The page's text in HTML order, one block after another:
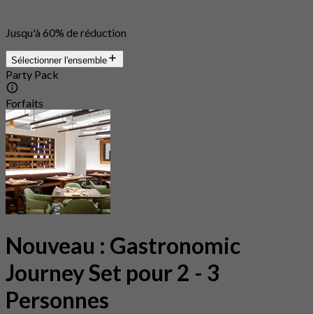
Jusqu'à 60% de réduction
Sélectionner l'ensemble
Party Pack
Forfaits
Nouveau : Gastronomic
Journey Set pour 2 - 3
Personnes